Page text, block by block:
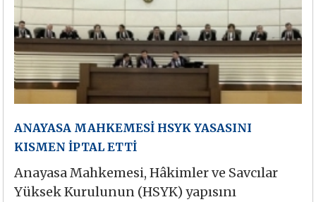
ANAYASA MAHKEMESİ HSYK YASASINI
KISMEN İPTAL ETTİ
Anayasa Mahkemesi, Hâkimler ve Savcılar
Yüksek Kurulunun (HSYK) yapısını